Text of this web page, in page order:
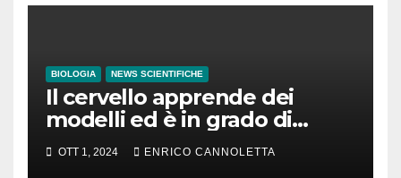
BIOLOGIA NEWS SCIENTIFICHE
Il cervello apprende dei
modelli ed è in grado di
prevedere il futuro in base
ad essi
OTT 1, 2024 ENRICO CANNOLETTA